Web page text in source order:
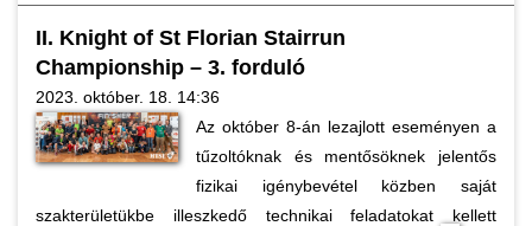
II. Knight of St Florian Stairrun
Championship – 3. forduló
2023. október. 18. 14:36
Az október 8-án lezajlott eseményen a
tűzoltóknak és mentősöknek jelentős
fizikai igénybevétel közben saját
szakterületükbe illeszkedő technikai feladatokat kellett